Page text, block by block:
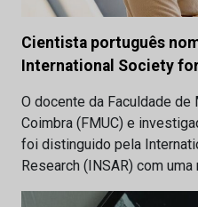
Cientista português
International Society
O docente da Faculdade
Coimbra (FMUC) e
foi distinguido pela
Research (INSAR) com